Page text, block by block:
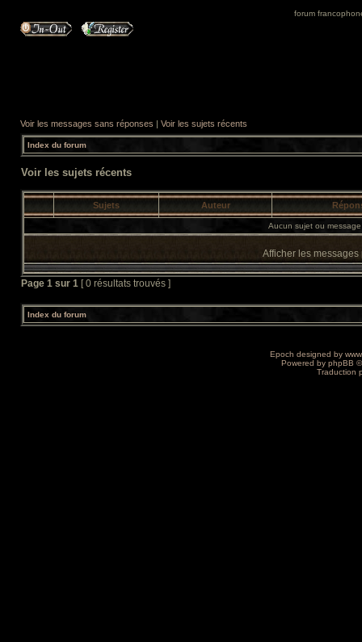
forum
Voir les messages sans réponses | Voir les sujets récents
Index du forum
Voir les sujets récents
Sujets Auteur
Aucun sujet ou
Afficher les messages
Page 1 sur 1 [ 0 résultats trouvés ]
Index du forum
Epoch designed by
Powered by phpBB
Traduction